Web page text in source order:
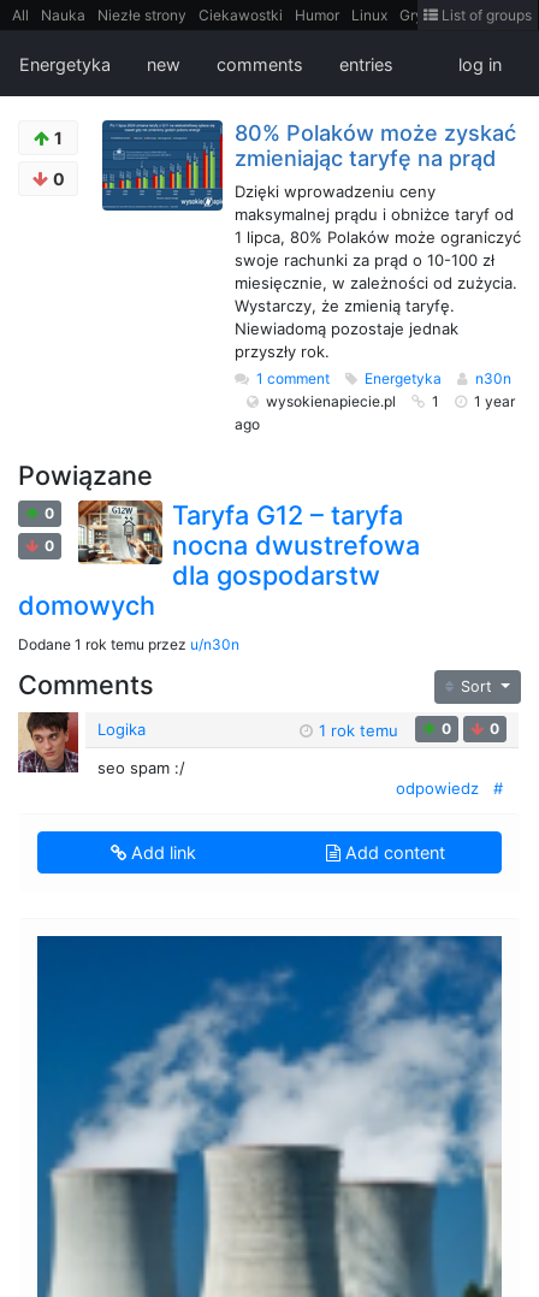
All Nauka Niezłe strony Ciekawostki Humor Linux Gry
Teh
Bezpieczeństwo
Książki Sugestie FotoHistoria
Truelolcontent
Matematyka
FilmyDokumentalne
gify
Cytaty Mapy Film Android itt Tradycyjne gry
List of groups
Energetyka new comments entries log in
1
0
80% Polaków może zyskać
zmieniając taryfę na prąd
Dzięki wprowadzeniu ceny
maksymalnej prądu i obniżce taryf od
1 lipca, 80% Polaków może ograniczyć
swoje rachunki za prąd o 10-100 zł
miesięcznie, w zależności od zużycia.
Wystarczy, że zmienią taryfę.
Niewiadomą pozostaje jednak
przyszły rok.
1 comment Energetyka
n30n
wysokienapiecie.pl
1
1 year
ago
Powiązane
0
0
Taryfa G12 – taryfa
nocna dwustrefowa
dla gospodarstw
domowych
Dodane 1 rok temu przez u/n30n
Comments Sort
Logika 1 rok temu 0 0
seo spam :/
odpowiedz
#
Add link Add content